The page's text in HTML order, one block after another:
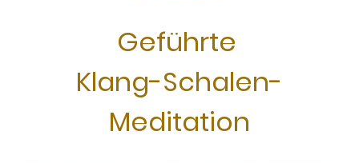
Geführte
Klang-Schalen-
Meditation